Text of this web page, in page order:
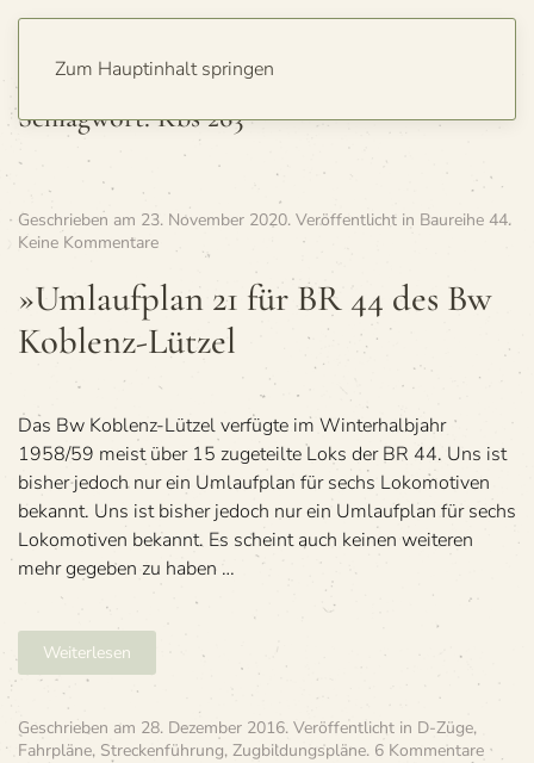
Zum Hauptinhalt springen
Schlagwort:Kbs 263
Geschrieben am 23. November 2020. Veröffentlicht in Baureihe 44.
Keine Kommentarezu
»Umlauf­
plan
21
für
BR
Bw
Koblenz-
Lützel
»Umlauf­plan 21 für BR 44 des Bw
Koblenz-Lützel
Das Bw Koblenz-Lützel verfügte im Winterhalbjahr
1958/59 meist über 15 zugeteilte Loks der BR 44. Uns ist
bisher jedoch nur ein Umlaufplan für sechs Lokomotiven
bekannt. Uns ist bisher jedoch nur ein Umlaufplan für sechs
Lokomotiven bekannt. Es scheint auch keinen weiteren
mehr gegeben zu haben …
Weiterlesen
Geschrieben am 28. Dezember 2016. Veröffentlicht in D-Züge,
Fahrpläne, Streckenführung, Zugbildungspläne. 6 Kommentarezu